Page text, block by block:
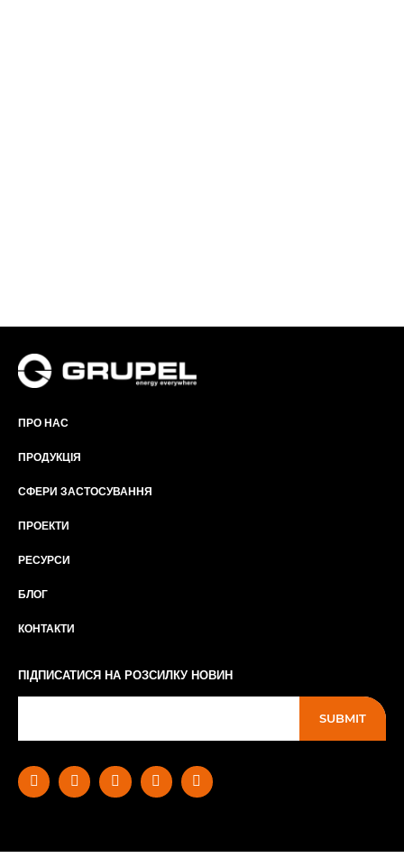
ПРО НАС
ПРОДУКЦІЯ
СФЕРИ ЗАСТОСУВАННЯ
ПРОЕКТИ
РЕСУРСИ
БЛОГ
КОНТАКТИ
ПІДПИСАТИСЯ НА РОЗСИЛКУ НОВИН
SUBMIT